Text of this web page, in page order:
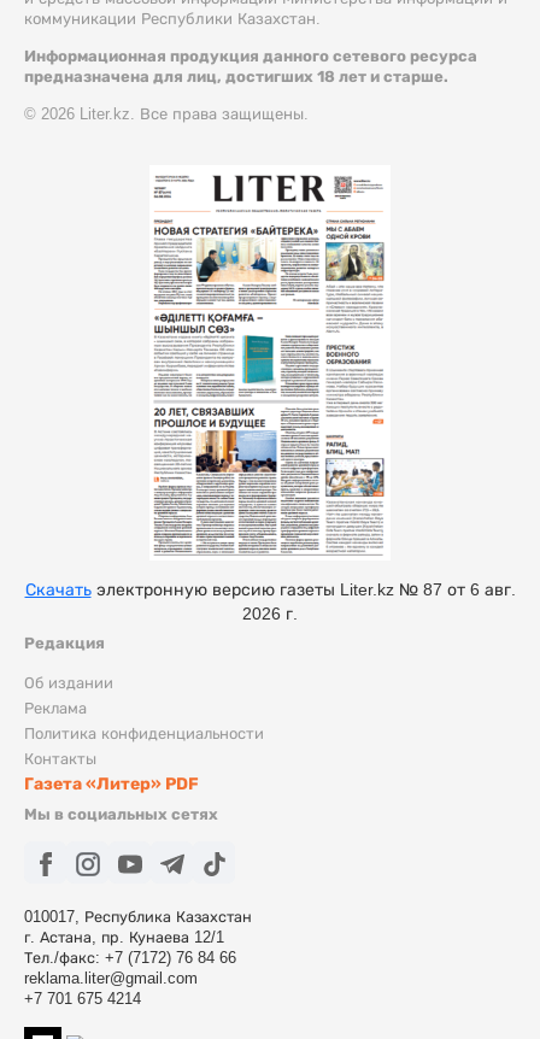
коммуникации Республики Казахстан.
Информационная продукция данного сетевого ресурса
предназначена для лиц, достигших 18 лет и старше.
© 2026 Liter.kz. Все права защищены.
Редакция
Об издании
Реклама
Политика конфиденциальности
Контакты
Газета «Литер» PDF
Мы в социальных сетях
010017, Республика Казахстан
г. Астана, пр. Кунаева 12/1
Тел./факс: +7 (7172) 76 84 66
reklama.liter@gmail.com
+7 701 675 4214
Скачатьэлектронную версию газеты Liter.kz № 87 от 6 авг.
2026 г.